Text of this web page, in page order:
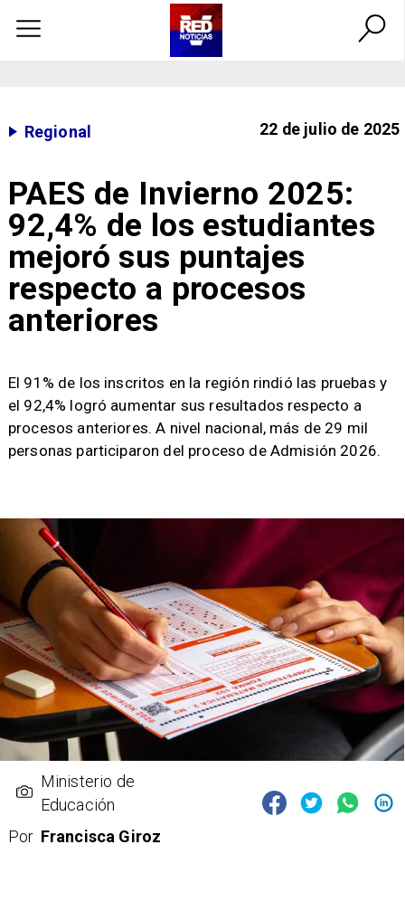
Regional 22 de julio de 2025
PAES de Invierno 2025:
92,4% de los estudiantes
mejoró sus puntajes
respecto a procesos
anteriores
​El 91% de los inscritos en la región rindió las pruebas y
el 92,4% logró aumentar sus resultados respecto a
procesos anteriores. A nivel nacional, más de 29 mil
personas participaron del proceso de Admisión 2026.
Ministerio de
Educación
Por Francisca Giroz